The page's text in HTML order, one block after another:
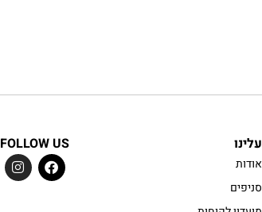
עלינו
אודות
סניפים
FOLLOW US